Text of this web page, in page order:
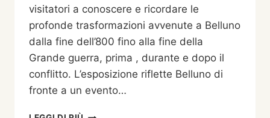
visitatori a conoscere e ricordare le
profonde trasformazioni avvenute a Belluno
dalla fine dell’800 fino alla fine della
Grande guerra, prima , durante e dopo il
conflitto. L’esposizione riflette Belluno di
fronte a un evento…
VISITE